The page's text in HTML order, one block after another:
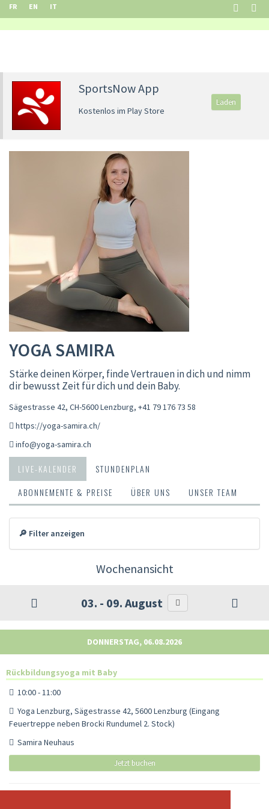
FR EN IT
SportsNow App
Kostenlos im Play Store
Laden
YOGA SAMIRA
Stärke deinen Körper, finde Vertrauen in dich und nimm
dir bewusst Zeit für dich und dein Baby.
Sägestrasse 42, CH-5600 Lenzburg, +41 79 176 73 58
https://yoga-samira.ch/
info@yoga-samira.ch
LIVE-KALENDER
STUNDENPLAN
ABONNEMENTE & PREISE
ÜBER UNS UNSER TEAM
🔎 Filter anzeigen
Wochenansicht
03. - 09. August
DONNERSTAG, 06.08.2026
Rückbildungsyoga mit Baby
10:00 - 11:00
Yoga Lenzburg, Sägestrasse 42, 5600 Lenzburg (Eingang
Feuertreppe neben Brocki Rundumel 2. Stock)
Samira Neuhaus
Jetzt buchen